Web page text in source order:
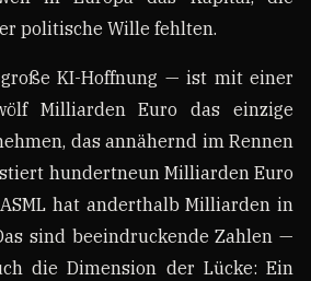
politische Wille fehlten.
KI-Hoffnung — ist mit einer
Milliarden Euro das einzige
das annähernd im Rennen
hundertneun Milliarden Euro
hat anderthalb Milliarden in
sind beeindruckende Zahlen —
die Dimension der Lücke: Ein